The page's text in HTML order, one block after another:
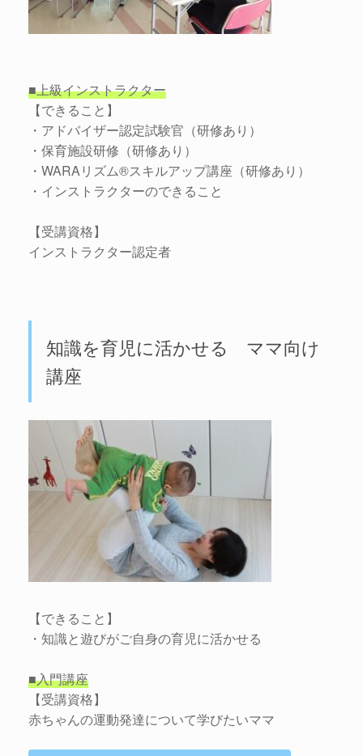
■上級インストラクター
【できること】
・アドバイザー認定試験官（研修あり）
・保育施設研修（研修あり）
・WARAリズム®スキルアップ講座（研修あり）
・インストラクターのできること
【受講資格】
インストラクター認定者
知識を育児に活かせる ママ向け
講座
【できること】
・知識と遊びがご自身の育児に活かせる
■入門講座
【受講資格】
赤ちゃんの運動発達について学びたいママ